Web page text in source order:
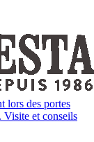
lors des portes
Visite et conseils